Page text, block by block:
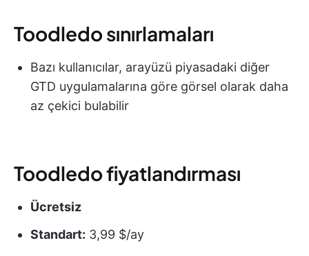
Toodledo sınırlamaları
Bazı kullanıcılar, arayüzü piyasadaki diğer
GTD uygulamalarına göre görsel olarak daha
az çekici bulabilir
Toodledo fiyatlandırması
Ücretsiz
Standart: 3,99 $/ay